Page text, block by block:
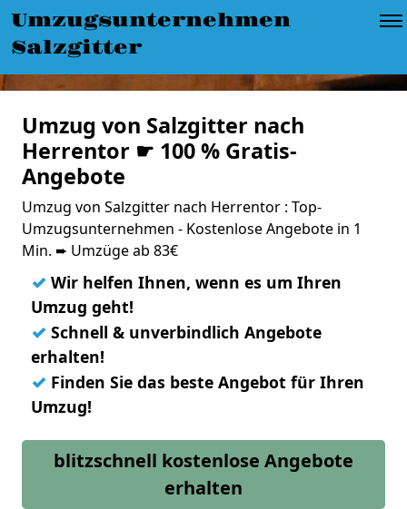
Umzugsunternehmen
Salzgitter
Umzug von Salzgitter nach
Herrentor ☛ 100 % Gratis-
Angebote
Umzug von Salzgitter nach Herrentor : Top-
Umzugsunternehmen - Kostenlose Angebote in 1
Min. ➨ Umzüge ab 83€
✓ Wir helfen Ihnen, wenn es um Ihren
Umzug geht!
✓ Schnell & unverbindlich Angebote
erhalten!
✓ Finden Sie das beste Angebot für Ihren
Umzug!
blitzschnell kostenlose Angebote
erhalten